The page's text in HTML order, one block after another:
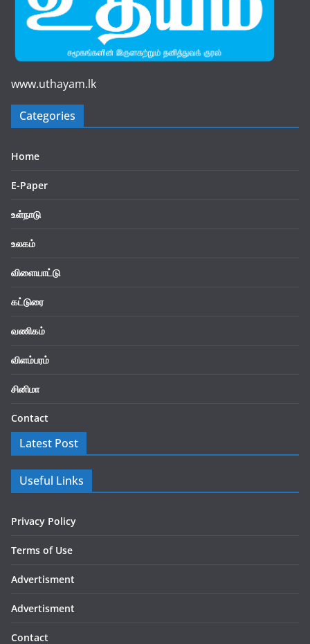
www.uthayam.lk
Categories
Home
E-Paper
உள்நாடு
உலகம்
விளையாட்டு
கட்டுரை
வணிகம்
விளம்பரம்
சினிமா
Contact
Latest Post
Useful Links
Privacy Policy
Terms of Use
Advertisment
Advertisment
Contact